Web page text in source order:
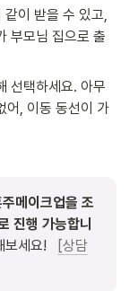
이 받을 수 있고,
부모님 집으로 출
선택하세요. 아무
어, 이동 동선이 가
메이크업을 조
진행 가능합니
보세요!
[상담